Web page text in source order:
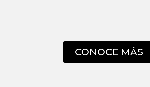
CONOCE MÁS